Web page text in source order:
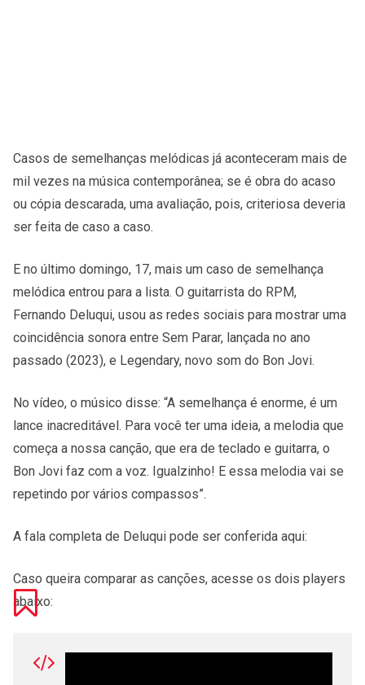
Casos de semelhanças melódicas já aconteceram mais de
mil vezes na música contemporânea; se é obra do acaso
ou cópia descarada, uma avaliação, pois, criteriosa deveria
ser feita de caso a caso.
E no último domingo, 17, mais um caso de semelhança
melódica entrou para a lista. O guitarrista do RPM,
Fernando Deluqui, usou as redes sociais para mostrar uma
coincidência sonora entre Sem Parar, lançada no ano
passado (2023), e Legendary, novo som do Bon Jovi.
No vídeo, o músico disse: “A semelhança é enorme, é um
lance inacreditável. Para você ter uma ideia, a melodia que
começa a nossa canção, que era de teclado e guitarra, o
Bon Jovi faz com a voz. Igualzinho! E essa melodia vai se
repetindo por vários compassos”.
A fala completa de Deluqui pode ser conferida aqui:
Caso queira comparar as canções, acesse os dois players
abaixo: